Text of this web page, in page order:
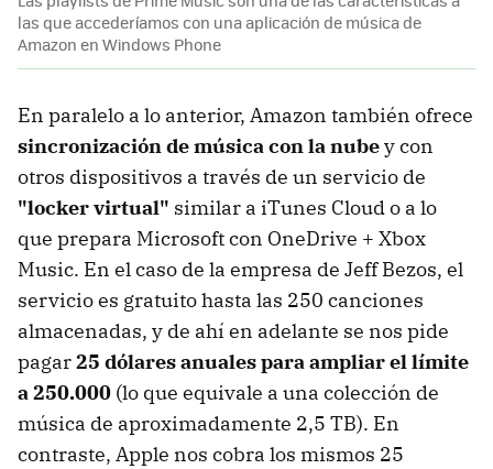
las que accederíamos con una aplicación de música de
Amazon en Windows Phone
En paralelo a lo anterior, Amazon también ofrece
sincronización de música con la nubey con
otros dispositivos a través de un servicio de
"locker virtual" similar a iTunes Cloud o a lo
que prepara Microsoft con OneDrive + Xbox
Music. En el caso de la empresa de Jeff Bezos, el
servicio es gratuito hasta las 250 canciones
almacenadas, y de ahí en adelante se nos pide
pagar25 dólares anuales para ampliar el límite
a 250.000 (lo que equivale a una colección de
música de aproximadamente 2,5 TB). En
contraste, Apple nos cobra los mismos 25